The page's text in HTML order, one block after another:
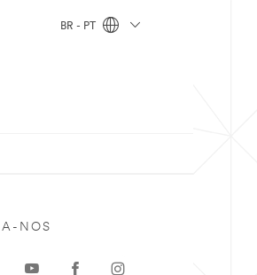
BR - PT
NOS